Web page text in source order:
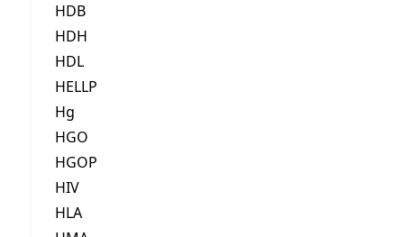
HDB
HDH
HDL
HELLP
Hg
HGO
HGOP
HIV
HLA